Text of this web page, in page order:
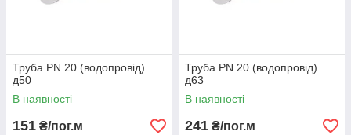
Труба PN 20 (водопровід)
д50
В наявності
151 ₴/пог.м
Труба PN 20 (водопровід)
д63
В наявності
241 ₴/пог.м